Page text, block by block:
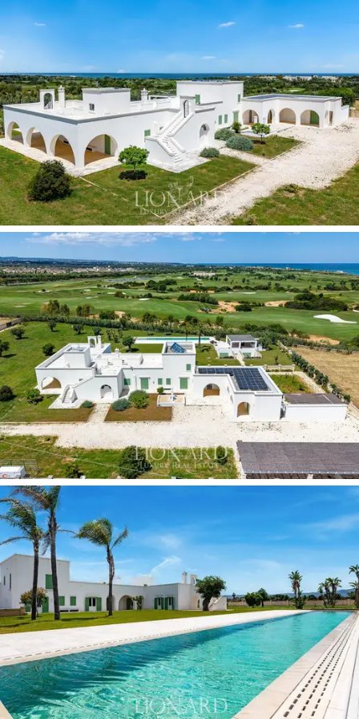
ve Apulia kırsalının tarım arazilerinin 360 derecelik
manzarası, mülkün en güzel görsel özelliğini temsil
etmektedir.
Çocuk bölümü ve kış kullanımı için güvenlik örtüsü
bulunan75 metrekarelik ısıtmalı yüzme havuzu,
mermer revaklar ve golf sahasına doğru bahçeye açılan
panoramik teraslarla çevrili açık alanların merkezinde yer
alıyor. Açık hava mutfağı ve oturma alanı barındıracak
şekilde tasarlanan105 metrekarelik pagoda,özel
etkinlikler ve gün batımı yemekleri için mükemmel, geniş
bir açık hava eğlence alanı sunuyor. Peyzaj mimarları
tarafından tasarlanan ve turunçgil ağaçları ile Akdeniz
bitki örtüsüne sahip bahçe, padel kortu ve özel
yetiştirme alanları oluşturma potansiyeliyle olağanüstü
bir manzara kalitesine sahip dış mekanı tamamlıyor.
Çiftlik evi, fotovoltaik ve güneş enerjisi sistemleri,
yerden ısıtma, klima, asansör, acil durum jeneratörü ve
güvenlik sistemi için altyapı ile donatılmıştır. Teknik
özellikler, yüksek profilli uluslararası bir müşteri kitlesinin
beklentilerine tamamen uygun bir düzeydeenerji öz
yeterliliği,konfor ve güvenilirlik sağlamak üzere
tasarlanmıştır. Mülk, yüksek kaliteli kaplamalar ve
donanımlara sahiptir; mobilya ve aydınlatma fiyata dahil
değildir.